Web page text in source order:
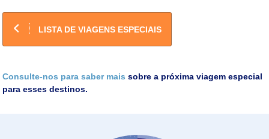
LISTA DE VIAGENS ESPECIAIS
Consulte-nos para saber mais sobre a próxima viagem especial
para esses destinos.